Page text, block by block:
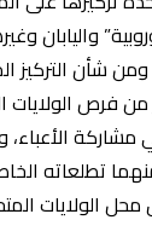
واليابان
شأن التركيز
من فرص
مشاركة الأعباء،
تطلعاته
الولايات